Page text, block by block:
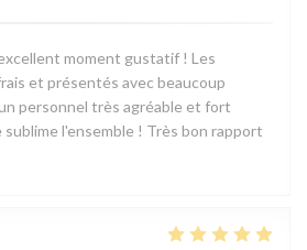
moment gustatif ! Les
et présentés avec beaucoup
personnel très agréable et fort
sublime l'ensemble ! Très bon rapport